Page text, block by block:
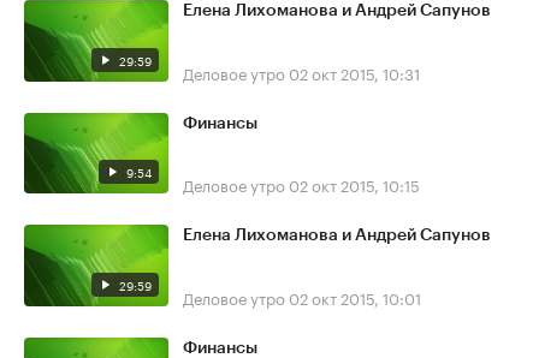
29:59
Елена Лихоманова и Андрей Сапунов
Деловое утро 02 окт 2015, 10:31
9:54
Финансы
Деловое утро 02 окт 2015, 10:15
29:59
Елена Лихоманова и Андрей Сапунов
Деловое утро 02 окт 2015, 10:01
Финансы